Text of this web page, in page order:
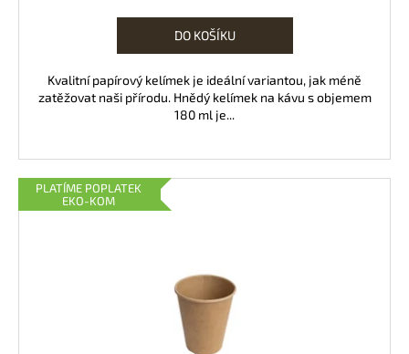
DO KOŠÍKU
Kvalitní papírový kelímek je ideální variantou, jak méně
zatěžovat naši přírodu. Hnědý kelímek na kávu s objemem
180 ml je...
PLATÍME POPLATEK
EKO-KOM